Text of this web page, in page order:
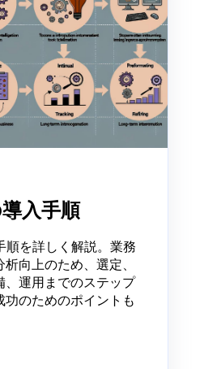
入手順
順を詳しく解説。業務
向上のため、選定、
、運用までのステップ
功のためのポイントも